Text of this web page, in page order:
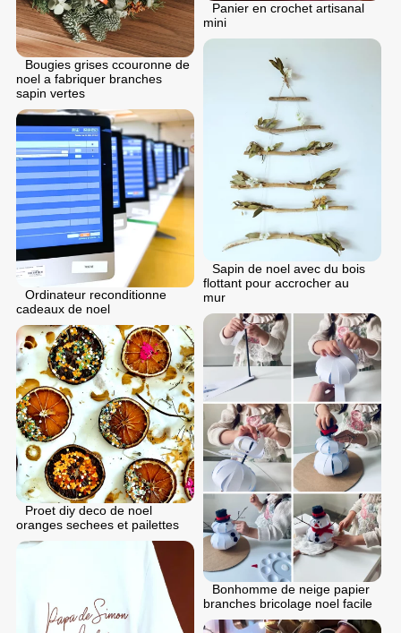
Bougies grises ccouronne de
noel a fabriquer branches
sapin vertes
Panier en crochet artisanal
mini
Sapin de noel avec du bois
flottant pour accrocher au
mur
Ordinateur reconditionne
cadeaux de noel
Bonhomme de neige papier
branches bricolage noel facile
Proet diy deco de noel
oranges sechees et pailettes